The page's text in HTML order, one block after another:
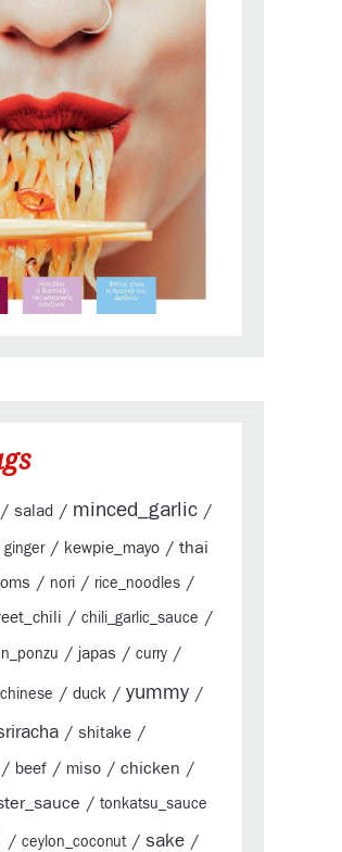
/ salad / minced_garlic /
ginger/ kewpie_mayo / thai
/ nori / rice_noodles /
/ chili_garlic_sauce /
/ japas / curry /
chinese / duck / yummy /
/ shitake /
beef / miso / chicken /
/ tonkatsu_sauce
/ ceylon_coconut / sake /